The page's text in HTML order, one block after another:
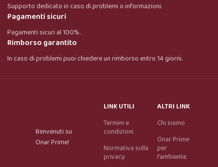
Supporto dedicato in caso di problemi o informazioni.
Pagamenti sicuri
Pagamenti sicuri al 100%.
Rimborso garantito
In caso di problemi puoi chiedere un rimborso entro 14 giorni.
Benvenuti su
Onar Prime!
LINK UTILI
Termini e
condizioni
Normativa sulla
privacy
ALTRI LINK
Chi siamo
Onar Prime
per
l'ambiente